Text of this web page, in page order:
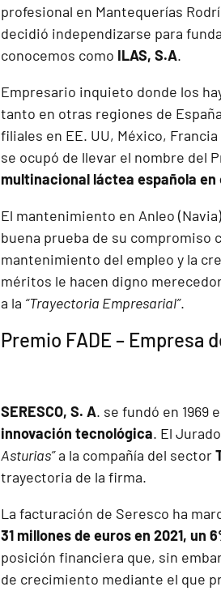
profesional en Mantequerías
decidió independizarse para
conocemos como ILAS, S.A.
Empresario inquieto donde los
tanto en otras regiones de
filiales en EE. UU, México,
se ocupó de llevar el nombre del
multinacional láctea española en
El mantenimiento en Anleo
buena prueba de su compromiso
mantenimiento del empleo y la
méritos le hacen digno
a la “Trayectoria Empresarial”.
Premio FADE – Empresa
SERESCO, S. A. se fundó en 1969
innovación tecnológica. El
Asturias”a la compañía del sector
trayectoria de la firma.
La facturación de Seresco ha
31 millones de euros en 2021,
posición financiera que, sin
de crecimiento mediante el que